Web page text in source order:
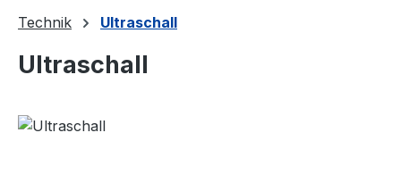
Technik Ultraschall
Ultraschall